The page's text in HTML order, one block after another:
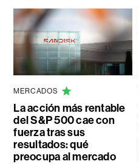
MERCADOS
La acción más rentable
del S&P 500 cae con
fuerza tras sus
resultados: qué
preocupa al mercado